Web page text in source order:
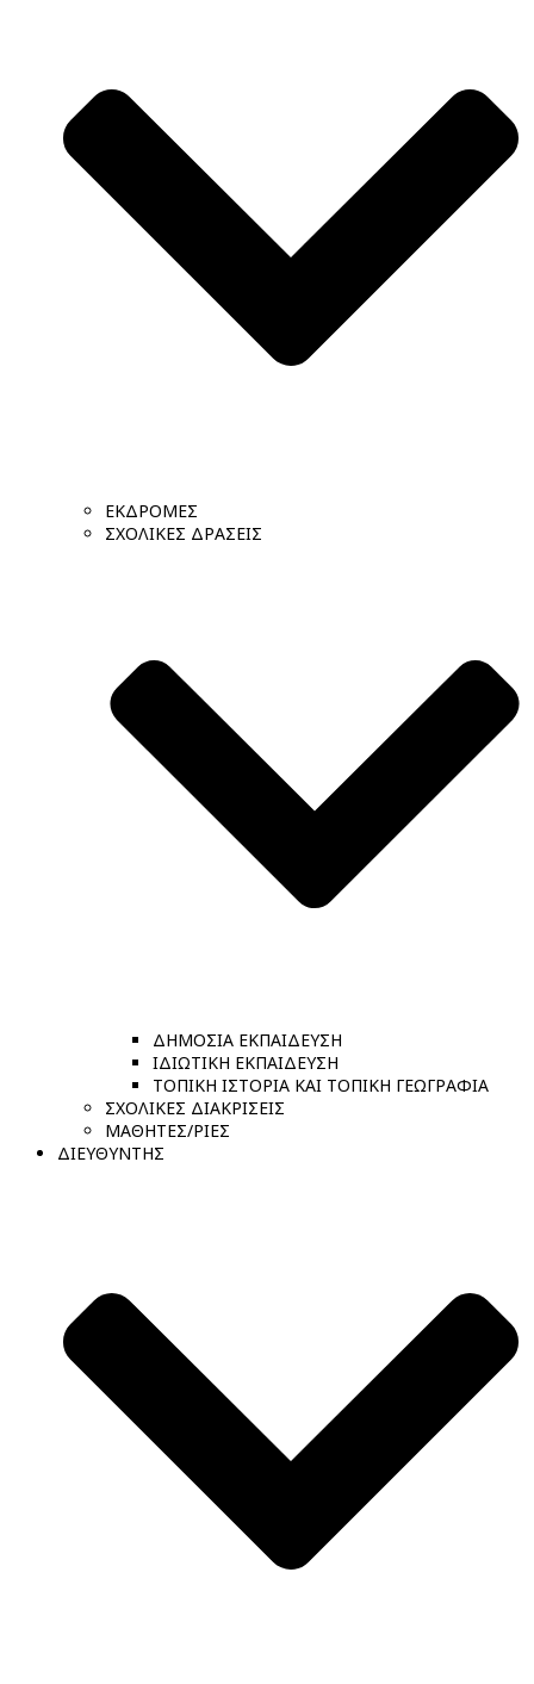
ΕΚΔΡΟΜΕΣ
ΣΧΟΛΙΚΕΣ ΔΡΑΣΕΙΣ
ΔΗΜΟΣΙΑ ΕΚΠΑΙΔΕΥΣΗ
ΙΔΙΩΤΙΚΗ ΕΚΠΑΙΔΕΥΣΗ
ΤΟΠΙΚΗ ΙΣΤΟΡΙΑ ΚΑΙ ΤΟΠΙΚΗ ΓΕΩΓΡΑΦΙΑ
ΣΧΟΛΙΚΕΣ ΔΙΑΚΡΙΣΕΙΣ
ΜΑΘΗΤΕΣ/ΡΙΕΣ
ΔΙΕΥΘΥΝΤΗΣ